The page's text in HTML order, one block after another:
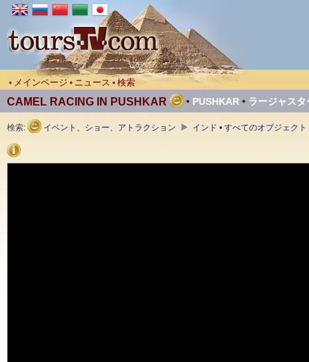
• メインページ • ニュース • 検索
CAMEL RACING IN PUSHKAR • PUSHKAR • ラージャスタ
検索: イベント、ショー、アトラクション インド • すべてのオブジェクト